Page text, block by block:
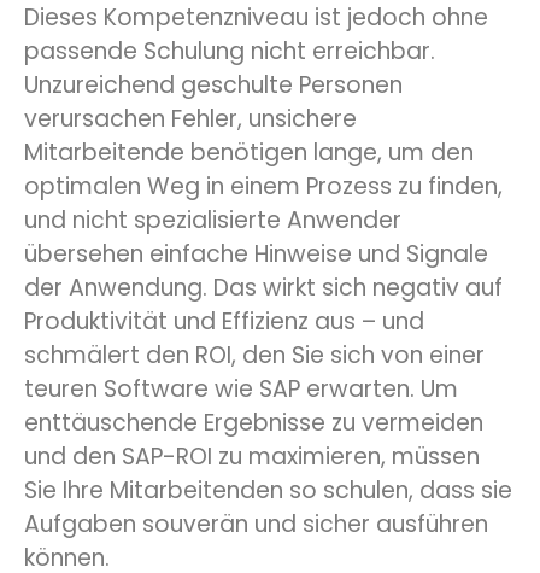
Dieses Kompetenzniveau ist jedoch ohne
passende Schulung nicht erreichbar.
Unzureichend geschulte Personen
verursachen Fehler, unsichere
Mitarbeitende benötigen lange, um den
optimalen Weg in einem Prozess zu finden,
und nicht spezialisierte Anwender
übersehen einfache Hinweise und Signale
der Anwendung. Das wirkt sich negativ auf
Produktivität und Effizienz aus – und
schmälert den ROI, den Sie sich von einer
teuren Software wie SAP erwarten. Um
enttäuschende Ergebnisse zu vermeiden
und den SAP-ROI zu maximieren, müssen
Sie Ihre Mitarbeitenden so schulen, dass sie
Aufgaben souverän und sicher ausführen
können.